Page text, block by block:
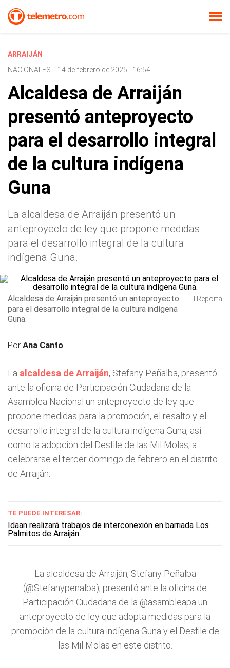
ARRAIJÁN
NACIONALES - 14 de febrero de 2025 - 16:54
Alcaldesa de Arraiján
presentó anteproyecto
para el desarrollo integral
de la cultura indígena
Guna
La alcaldesa de Arraiján presentó un
anteproyecto de ley que propone medidas
para el desarrollo integral de la cultura
indígena Guna.
Alcaldesa de Arraiján presentó un anteproyecto
para el desarrollo integral de la cultura indígena
Guna.
TReporta
PorAna Canto
La alcaldesa de Arraiján, Stefany Peñalba, presentó
ante la oficina de Participación Ciudadana de la
Asamblea Nacional un anteproyecto de ley que
propone medidas para la promoción, el resalto y el
desarrollo integral de la cultura indígena Guna, así
como la adopción del Desfile de las Mil Molas, a
celebrarse el tercer domingo de febrero en el distrito
de Arraiján.
TE PUEDE INTERESAR:
Idaan realizará trabajos de interconexión en barriada Los
Palmitos de Arraiján
La alcaldesa de Arraiján, Stefany Peñalba
(@Stefanypenalba), presentó ante la oficina de
Participación Ciudadana de la @asambleapa un
anteproyecto de ley que adopta medidas para la
promoción de la cultura indígena Guna y el Desfile de
las Mil Molas en este distrito.